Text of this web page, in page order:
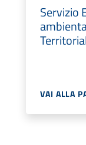
Servizio
VAI ALLA